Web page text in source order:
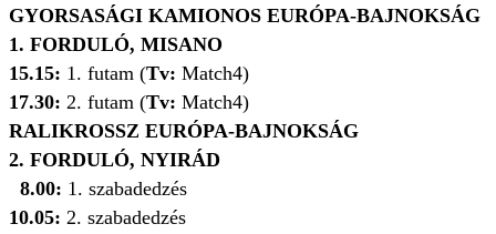
GYORSASÁGI KAMIONOS EURÓPA-BAJNOKSÁG
1. FORDULÓ, MISANO
15.15: 1. futam (Tv: Match4)
17.30: 2. futam (Tv: Match4)
RALIKROSSZ EURÓPA-BAJNOKSÁG
2. FORDULÓ, NYIRÁD
8.00: 1. szabadedzés
10.05: 2. szabadedzés